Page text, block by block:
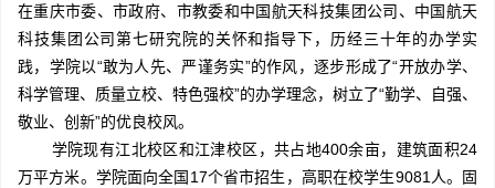
在重庆市委、市政府、市教委和中国航天科技集团公司、中国航天
科技集团公司第七研究院的关怀和指导下，历经三十年的办学实
践，学院以“敢为人先、严谨务实”的作风，逐步形成了“开放办学、
科学管理、质量立校、特色强校”的办学理念，树立了“勤学、自强、
敬业、创新”的优良校风。
学院现有江北校区和江津校区，共占地400余亩，建筑面积24
万平方米。学院面向全国17个省市招生，高职在校学生9081人。固